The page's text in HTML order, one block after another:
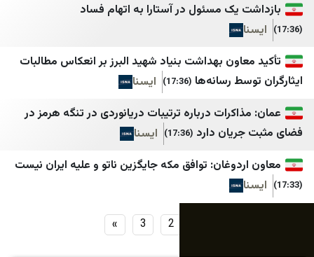
اصلاحات‌ نیوز
خبر فوری
آفتاب نیوز
یک مسئول در آستارا به اتهام فساد
بهداشت بنیاد شهید البرز بر انعکاس مطالبات
رسانه‌ها (17:36)
ایسنا
درباره ترتیبات دریانوردی در تنگه هرمز در
دارد (17:36)
ایسنا
توافق مکه جایگزین ناتو و علیه ایران نیست